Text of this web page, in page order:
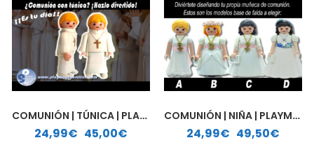
COMUNIÓN | TÚNICA | PLAYMOBIL PERSONALIZADO
24,99€ 45,00€
Rango de precios: desde 24,99€ hasta 45,00€
COMUNIÓN | NIÑA | PLAYMOBIL PERSONALIZADO
24,99€ 49,50€
Rango de precios: desde 24,99€ hasta 49,50€